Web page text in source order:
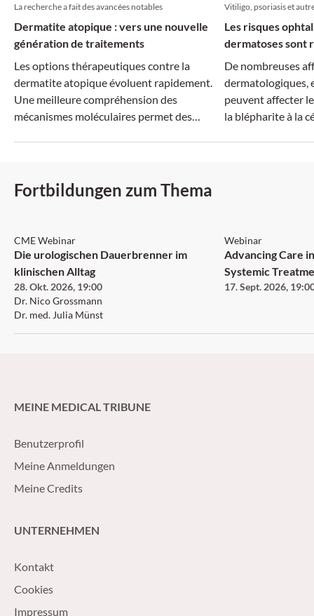
La recherche a fait des avancées notables
Dermatite atopique : vers une nouvelle
génération de traitements
Les options thérapeutiques contre la
dermatite atopique évoluent rapidement.
Une meilleure compréhension des
mécanismes moléculaires permet des
Vitiligo, psoriasis et
Les risques
dermatoses sont
De nombreuses
dermatologiques,
peuvent affecter
la blépharite à la
Fortbildungen zum Thema
CME Webinar
Die urologischen Dauerbrenner im
klinischen Alltag
28. Okt. 2026, 19:00
Dr. Nico Grossmann
Dr. med. Julia Münst
Webinar
Advancing Care
Systemic
17. Sept. 2026,
MEINE MEDICAL TRIBUNE
Benutzerprofil
Meine Anmeldungen
Meine Credits
UNTERNEHMEN
Kontakt
Cookies
Impressum